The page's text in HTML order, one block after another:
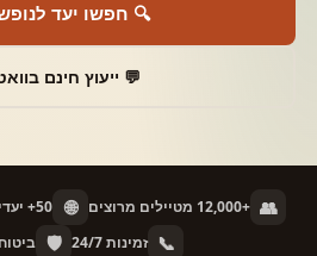
🔍 חפשו יעד
💬 ייעוץ חינם
👥 +12,000 מטיילים מרוצים 🌐 50+ יעדים נבחרים
📞 זמינות 24/7 🛡️